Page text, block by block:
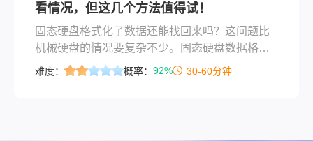
看情况，但这几个方法值得试！
固态硬盘格式化了数据还能找回来吗？这问题比
机械硬盘的情况要复杂不少。固态硬盘数据格式
化了怎么恢复，答案是"看情况"——关键在于你格
难度： 概率： 92% 30-60分钟